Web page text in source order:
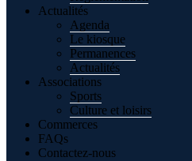
Actualités
Agenda
Le kiosque
Permanences
Actualités
Associations
Sports
Culture et loisirs
Commerces
FAQs
Contactez-nous